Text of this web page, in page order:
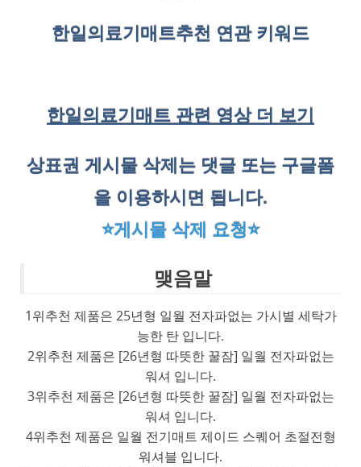
한일의료기매트추천 연관 키워드
한일의료기매트 관련 영상 더 보기
상표권 게시물 삭제는 댓글 또는 구글폼
을 이용하시면 됩니다.
⭐게시물 삭제 요청⭐
맺음말
1위추천 제품은 25년형 일월 전자파없는 가시별 세탁가
능한 탄 입니다.
2위추천 제품은 [26년형 따뜻한 꿀잠] 일월 전자파없는
워셔 입니다.
3위추천 제품은 [26년형 따뜻한 꿀잠] 일월 전자파없는
워셔 입니다.
4위추천 제품은 일월 전기매트 제이드 스퀘어 초절전형
워셔블 입니다.